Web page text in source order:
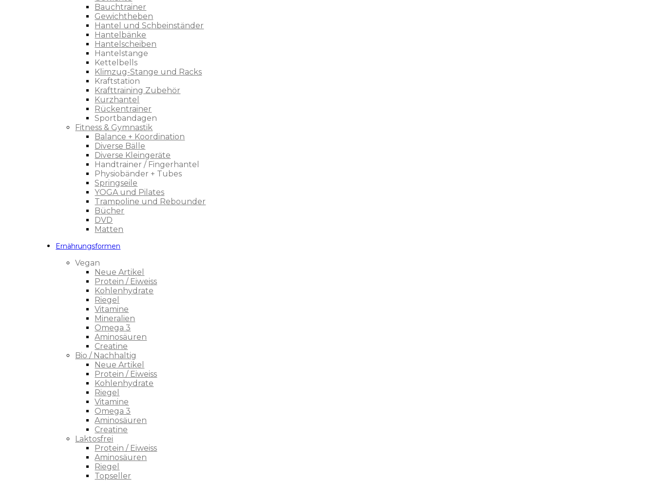
Bauchtrainer
Gewichtheben
Hantel und Schbeinständer
Hantelbänke
Hantelscheiben
Hantelstange
Kettelbells
Klimzug-Stange und Racks
Kraftstation
Krafttraining Zubehör
Kurzhantel
Rückentrainer
Sportbandagen
Fitness & Gymnastik
Balance + Koordination
Diverse Bälle
Diverse Kleingeräte
Handtrainer / Fingerhantel
Physiobänder + Tubes
Springseile
YOGA und Pilates
Trampoline und Rebounder
Bücher
DVD
Matten
Ernährungsformen
Vegan
Neue Artikel
Protein / Eiweiss
Kohlenhydrate
Riegel
Vitamine
Mineralien
Omega 3
Aminosäuren
Creatine
Bio / Nachhaltig
Neue Artikel
Protein / Eiweiss
Kohlenhydrate
Riegel
Vitamine
Omega 3
Aminosäuren
Creatine
Laktosfrei
Protein / Eiweiss
Aminosäuren
Riegel
Topseller